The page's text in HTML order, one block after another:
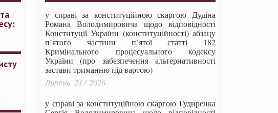
у справі за конституційною скаргою Дудіна
Романа Володимировича щодо відповідності
Конституції України (конституційності) абзацу
п’ятого частини п’ятої статті 182
Кримінального процесуального кодексу
України (про забезпечення альтернативності
застави триманню під вартою)
Липень, 21 / 2026
у справі за конституційною скаргою Гудиренка